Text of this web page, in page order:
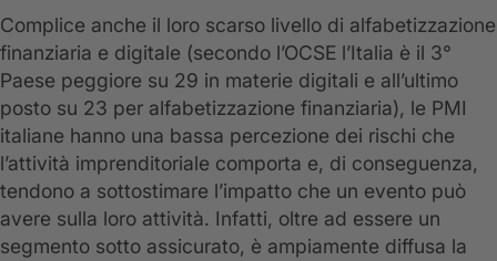
Complice anche il loro scarso livello di alfabetizzazione
finanziaria e digitale (secondo l’OCSE l’Italia è il 3°
Paese peggiore su 29 in materie digitali e all’ultimo
posto su 23 per alfabetizzazione finanziaria), le PMI
italiane hanno una bassa percezione dei rischi che
l’attività imprenditoriale comporta e, di conseguenza,
tendono a sottostimare l’impatto che un evento può
avere sulla loro attività. Infatti, oltre ad essere un
segmento sotto assicurato, è ampiamente diffusa la